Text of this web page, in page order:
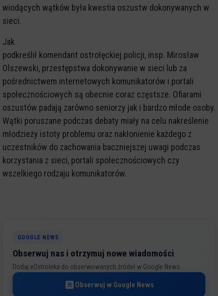
wiodących wątków była kwestia oszustw dokonywanych w
sieci.
Jak
podkreślił komendant ostrołęckiej policji, insp. Mirosław
Olszewski, przestępstwa dokonywanie w sieci lub za
pośrednictwem internetowych komunikatorów i portali
społecznościowych są obecnie coraz częstsze. Ofiarami
oszustów padają zarówno seniorzy jak i bardzo młode osoby.
Wątki poruszane podczas debaty miały na celu nakreślenie
młodzieży istoty problemu oraz nakłonienie każdego z
uczestników do zachowania baczniejszej uwagi podczas
korzystania z sieci, portali społecznościowych czy
wszelkiego rodzaju komunikatorów.
GOOGLE NEWS
Obserwuj nas i otrzymuj nowe wiadomości
Dodaj eOstroleka do obserwowanych źródeł w Google News.
Obserwuj w Google News